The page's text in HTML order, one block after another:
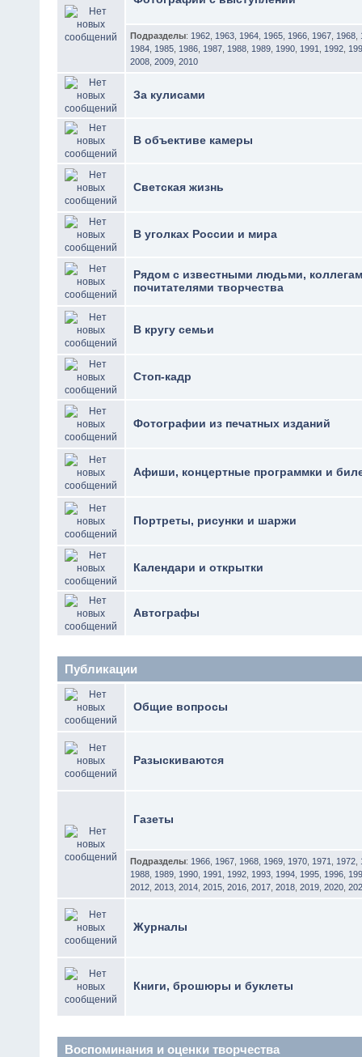
Подразделы: 1962 1963 1964 1965 1966 1967 1968
1984 1985 1986 1987 1988 1989 1990 1991 1992
2008 2009 2010
За кулисами
В объективе камеры
Светская жизнь
В уголках России и мира
Рядом с известными людьми,
почитателями творчества
В кругу семьи
Стоп-кадр
Фотографии из печатных изданий
Афиши, концертные программки и
Портреты, рисунки и шаржи
Календари и открытки
Автографы
Публикации
Общие вопросы
Разыскиваются
Газеты
Подразделы: 1966 1967 1968 1969 1970 1971 1972
1988 1989 1990 1991 1992 1993 1994 1995 1996
2012 2013 2014 2015 2016 2017 2018 2019 2020
Журналы
Книги, брошюры и буклеты
Воспоминания и оценки творчества